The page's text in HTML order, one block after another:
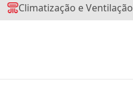
Climatização e Ventilação